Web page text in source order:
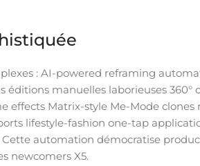
: AI-powered reframing
manuelles laborieuses 360°
Matrix-style Me-Mode
lifestyle-fashion one-tap
automation démocratise
newcomers X5.